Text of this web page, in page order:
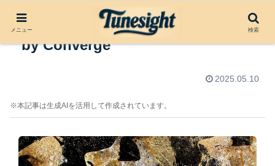
アルバムレビュー：Axe to Fall
by Converge
2025.05.10
※本記事は生成AIを活用して作成されています。
メニュー 検索